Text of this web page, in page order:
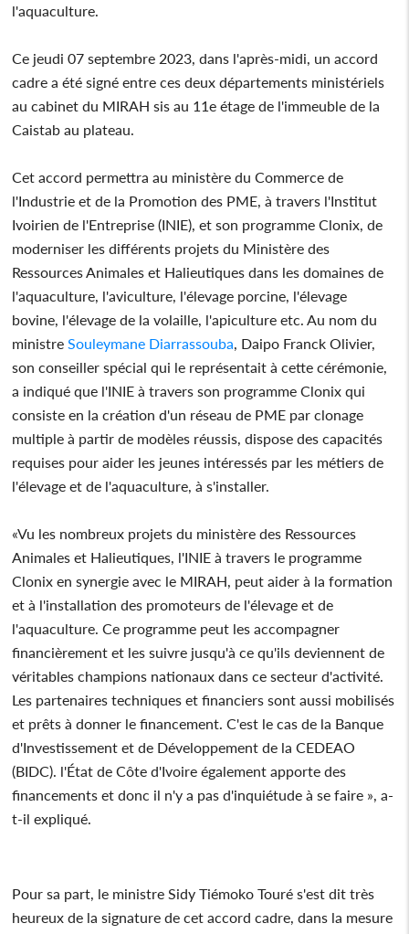
l'aquaculture.
Ce jeudi 07 septembre 2023, dans l'après-midi, un accord
cadre a été signé entre ces deux départements ministériels
au cabinet du MIRAH sis au 11e étage de l'immeuble de la
Caistab au plateau.
Cet accord permettra au ministère du Commerce de
l'Industrie et de la Promotion des PME, à travers l'Institut
Ivoirien de l'Entreprise (INIE), et son programme Clonix, de
moderniser les différents projets du Ministère des
Ressources Animales et Halieutiques dans les domaines de
l'aquaculture, l'aviculture, l'élevage porcine, l'élevage
bovine, l'élevage de la volaille, l'apiculture etc. Au nom du
ministre Souleymane Diarrassouba , Daipo Franck Olivier,
son conseiller spécial qui le représentait à cette cérémonie,
a indiqué que l'INIE à travers son programme Clonix qui
consiste en la création d'un réseau de PME par clonage
multiple à partir de modèles réussis, dispose des capacités
requises pour aider les jeunes intéressés par les métiers de
l'élevage et de l'aquaculture, à s'installer.
«Vu les nombreux projets du ministère des Ressources
Animales et Halieutiques, l'INIE à travers le programme
Clonix en synergie avec le MIRAH, peut aider à la formation
et à l'installation des promoteurs de l'élevage et de
l'aquaculture. Ce programme peut les accompagner
financièrement et les suivre jusqu'à ce qu'ils deviennent de
véritables champions nationaux dans ce secteur d'activité.
Les partenaires techniques et financiers sont aussi mobilisés
et prêts à donner le financement. C'est le cas de la Banque
d'Investissement et de Développement de la CEDEAO
(BIDC). l'État de Côte d'Ivoire également apporte des
financements et donc il n'y a pas d'inquiétude à se faire », a-
t-il expliqué.
Pour sa part, le ministre Sidy Tiémoko Touré s'est dit très
heureux de la signature de cet accord cadre, dans la mesure